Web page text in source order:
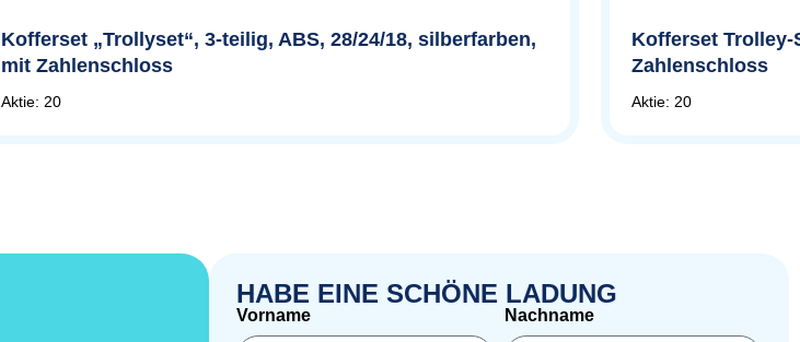
Kofferset „Trollyset“, 3-teilig, ABS, 28/24/18, silberfarben,
mit Zahlenschloss
Aktie: 20
Kofferset Trolley-
Zahlenschloss
Aktie: 20
HABE EINE SCHÖNE LADUNG
Vorname Nachname